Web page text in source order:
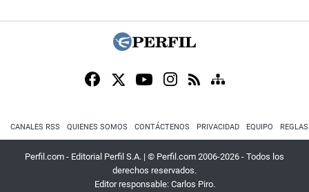
CANALES RSS QUIENES SOMOS CONTÁCTENOS PRIVACIDAD EQUIPO
Perfil.com - Editorial Perfil S.A. | © Perfil.com 2006-2026 - Todos los
derechos reservados.
Editor responsable: Carlos Piro.